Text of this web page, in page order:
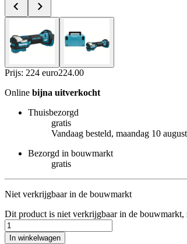
Prijs: 224 euro224.00
Online bijna uitverkocht
Thuisbezorgd
gratis
Vandaag besteld, maandag 10
Bezorgd in bouwmarkt
gratis
Niet verkrijgbaar in de bouwmarkt
Dit product is niet verkrijgbaar in de bouwmarkt,
In winkelwagen